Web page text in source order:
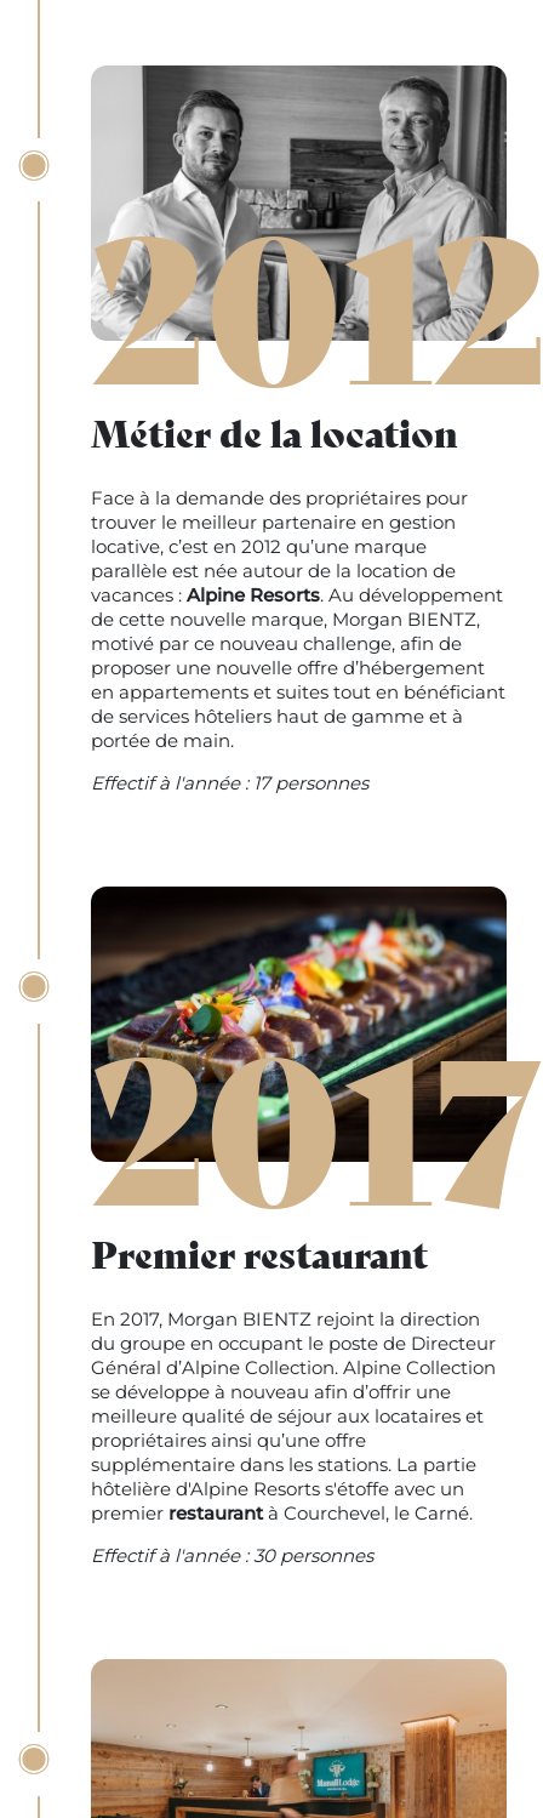
Métier de la location
Face à la demande des propriétaires pour
trouver le meilleur partenaire en gestion
locative, c’est en 2012 qu’une marque
parallèle est née autour de la location de
vacances : Alpine Resorts. Au développement
de cette nouvelle marque, Morgan BIENTZ,
motivé par ce nouveau challenge, afin de
proposer une nouvelle offre d’hébergement
en appartements et suites tout en bénéficiant
de services hôteliers haut de gamme et à
portée de main.
Effectif à l'année : 17 personnes
2017
Premier restaurant
En 2017, Morgan BIENTZ rejoint la direction
du groupe en occupant le poste de Directeur
Général d’Alpine Collection. Alpine Collection
se développe à nouveau afin d’offrir une
meilleure qualité de séjour aux locataires et
propriétaires ainsi qu’une offre
supplémentaire dans les stations. La partie
hôtelière d'Alpine Resorts s'étoffe avec un
premier restaurantà Courchevel, le Carné.
Effectif à l'année : 30 personnes